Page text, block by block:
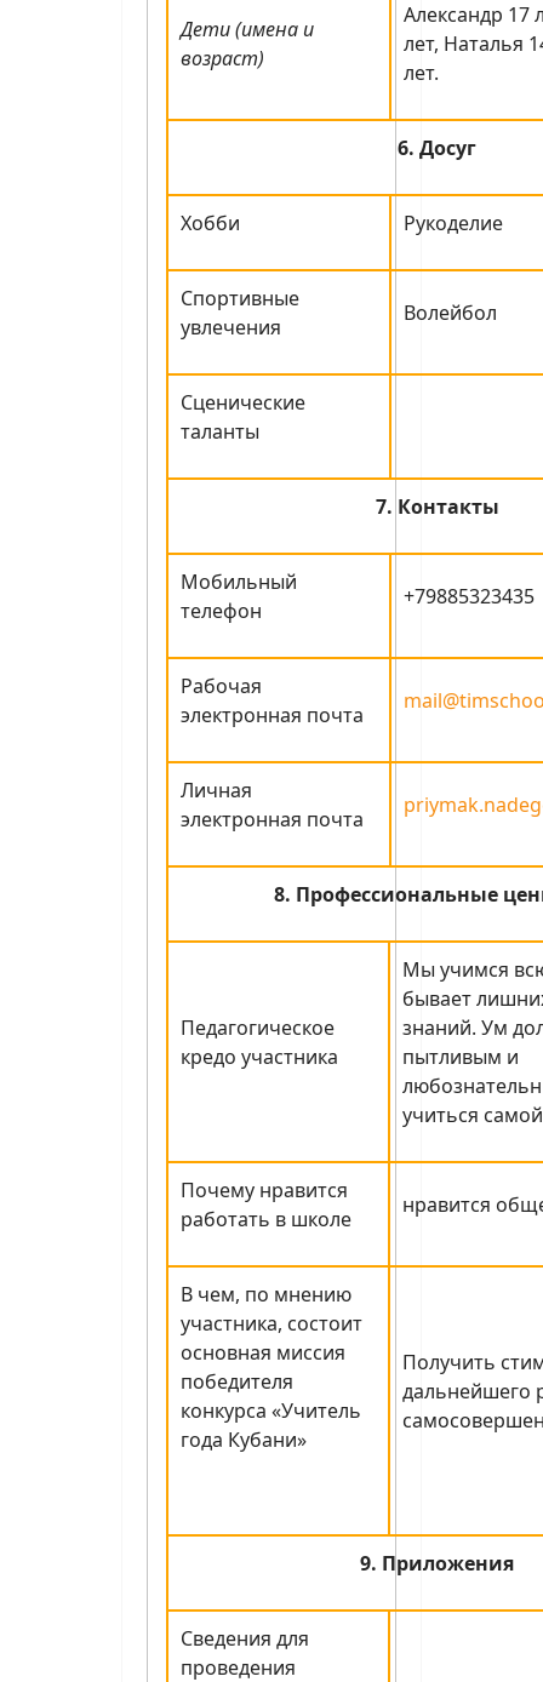
Дети (имена и
возраст)
Александр 17
лет, Наталья
лет.
6. Досуг
Хобби Рукоделие
Спортивные
увлечения
Волейбол
Сценические
таланты
7. Контакты
Мобильный
телефон
+79885323435
Рабочая
электронная почта
Личная
электронная почта
8. Профессиональные
Педагогическое
кредо участника
Мы учимся
бывает
знаний. Ум
пытливым и
учиться
Почему нравится
работать в школе
нравится
В чем, по мнению
участника, состоит
основная миссия
победителя
конкурса «Учитель
года Кубани»
Получить
дальнейшего
9. Приложения
Сведения для
проведения